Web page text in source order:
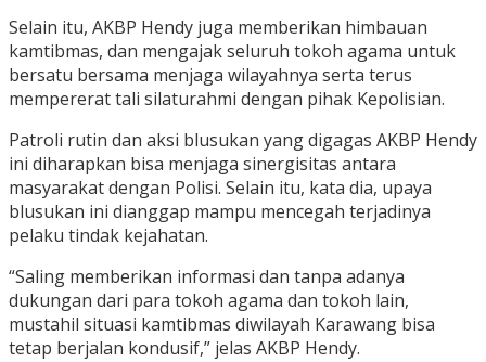
Selain itu, AKBP Hendy juga memberikan himbauan
kamtibmas, dan mengajak seluruh tokoh agama untuk
bersatu bersama menjaga wilayahnya serta terus
mempererat tali silaturahmi dengan pihak Kepolisian.
Patroli rutin dan aksi blusukan yang digagas AKBP Hendy
ini diharapkan bisa menjaga sinergisitas antara
masyarakat dengan Polisi. Selain itu, kata dia, upaya
blusukan ini dianggap mampu mencegah terjadinya
pelaku tindak kejahatan.
“Saling memberikan informasi dan tanpa adanya
dukungan dari para tokoh agama dan tokoh lain,
mustahil situasi kamtibmas diwilayah Karawang bisa
tetap berjalan kondusif,” jelas AKBP Hendy.